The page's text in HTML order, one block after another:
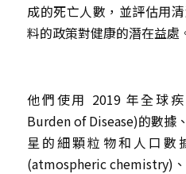
成的死亡人數，並評估用
料的政策對健康的潛在益處
他們使用 2019 年全球
Burden of Disease)的數據
星的細顆粒物和人口數
(atmospheric chemistry)